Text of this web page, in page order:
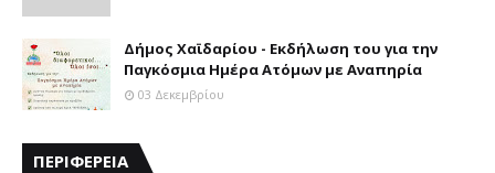
Δήμος Χαϊδαρίου - Εκδήλωση του για την
Παγκόσμια Ημέρα Ατόμων με Αναπηρία
03 Δεκεμβρίου
ΠΕΡΙΦΕΡΕΙΑ